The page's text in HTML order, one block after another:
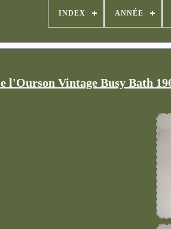
INDEX ANNÉE
l'Ourson Vintage Busy Bath